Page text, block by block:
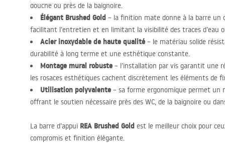
douche ou près de la baignoire.
Élégant Brushed Gold – la finition mate donne à la barre un
facilitant l’entretien et en limitant la visibilité des traces d’eau
Acier inoxydable de haute qualité – le matériau solide
durabilité à long terme et une esthétique constante.
Montage mural robuste – l’installation par vis garantit une
les rosaces esthétiques cachent discrètement les éléments de
Utilisation polyvalente – sa forme ergonomique permet un
offrant le soutien nécessaire près des WC, de la baignoire ou
La barre d’appui REA Brushed Gold est le meilleur choix pour
compromis et finition élégante.